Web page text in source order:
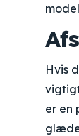
Hvis
er en